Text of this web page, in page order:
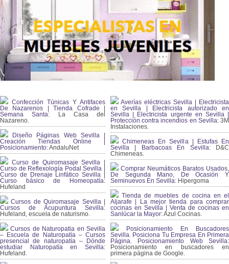
Confección Túnicas Y Antifaces
De Nazarenos | Tienda Cofrade |
Semana Santa: La Casa del
Nazareno.
Diseño Páginas Web Sevilla |
Creación Tiendas Online |
Posicionamiento:AndaluNet
Curso de Quiromasaje Sevilla |
Curso de Reflexología Podal Sevilla |
Curso de Drenaje Linfático Sevilla |
Curso básico de Homeopatía:
Hufeland
Cursos de Quiromasaje Sevilla |
Cursos de Acupuntura Sevilla:
Hufeland, escuela de naturismo.
Cursos de Naturopatia en Sevilla
– Escuela de Naturopatía – Cursos
presencial de naturopatía – Dónde
estudiar Naturopatía en Sevilla:
Hufeland.
Averías eléctricas Sevilla | Electricista
en Sevilla | Electricista autorizado en
Sevilla | Electricista urgente en Sevilla |
Protección contra incendios en Sevilla:3M
Instalaciones.
Chimeneas En Sevilla | Estufas En
Sevilla | Barbacoas En Sevilla:D&C
Chimeneas.
Comprar Neumáticos Baratos Usados,
De Segunda Mano, De Ocasión Y
Seminuevos En Sevilla: Hipergoma
Tienda de muebles de cocina en el
Aljarafe | La mejor tienda para comprar
cocinas en Sevilla | Venta de cocinas en
Sanlúcar la Mayor:Azul Cocinas.
Posicionamiento En Buscadores
Sevilla. Posiciona Tu Empresa En Primera
Página. Posicionamiento Web Sevilla:
Posicionamiento en buscadores en
primera página de Google.